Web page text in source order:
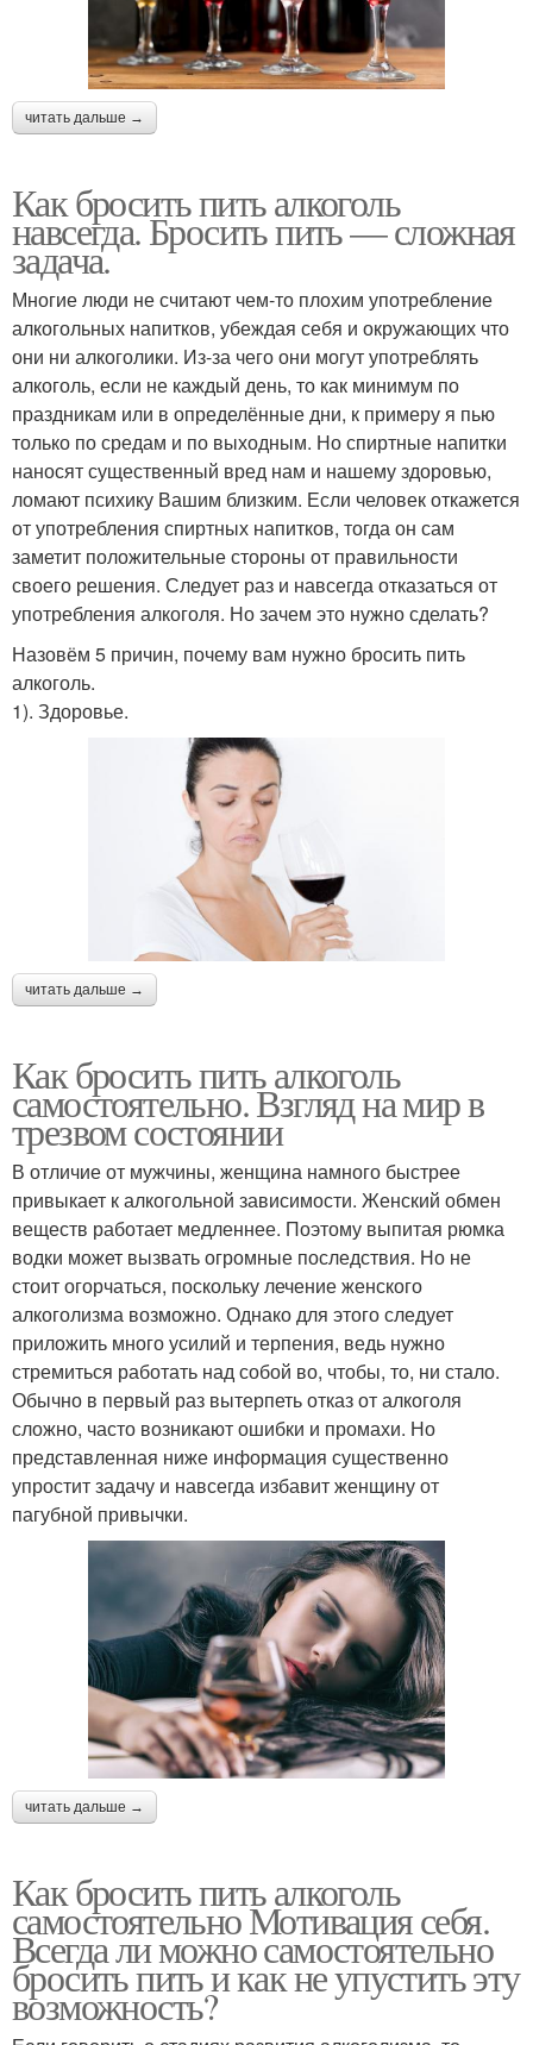
читать дальше →
Как бросить пить алкоголь
навсегда. Бросить пить — сложная
задача.
Многие люди не считают чем-то плохим употребление
алкогольных напитков, убеждая себя и окружающих что
они ни алкоголики. Из-за чего они могут употреблять
алкоголь, если не каждый день, то как минимум по
праздникам или в определённые дни, к примеру я пью
только по средам и по выходным. Но спиртные напитки
наносят существенный вред нам и нашему здоровью,
ломают психику Вашим близким. Если человек откажется
от употребления спиртных напитков, тогда он сам
заметит положительные стороны от правильности
своего решения. Следует раз и навсегда отказаться от
употребления алкоголя. Но зачем это нужно сделать?
Назовём 5 причин, почему вам нужно бросить пить
алкоголь.
1). Здоровье.
читать дальше →
Как бросить пить алкоголь
самостоятельно. Взгляд на мир в
трезвом состоянии
В отличие от мужчины, женщина намного быстрее
привыкает к алкогольной зависимости. Женский обмен
веществ работает медленнее. Поэтому выпитая рюмка
водки может вызвать огромные последствия. Но не
стоит огорчаться, поскольку лечение женского
алкоголизма возможно. Однако для этого следует
приложить много усилий и терпения, ведь нужно
стремиться работать над собой во, чтобы, то, ни стало.
Обычно в первый раз вытерпеть отказ от алкоголя
сложно, часто возникают ошибки и промахи. Но
представленная ниже информация существенно
упростит задачу и навсегда избавит женщину от
пагубной привычки.
читать дальше →
Как бросить пить алкоголь
самостоятельно Мотивация себя.
Всегда ли можно самостоятельно
бросить пить и как не упустить эту
возможность?